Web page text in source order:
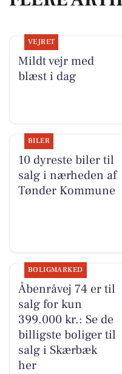
VEJRET
Mildt vejr med
blæst i dag
BILER
10 dyreste biler til
salg i nærheden af
Tønder Kommune
BOLIGMARKED
Åbenråvej 74 er til
salg for kun
399.000 kr.: Se de
billigste boliger til
salg i Skærbæk
her